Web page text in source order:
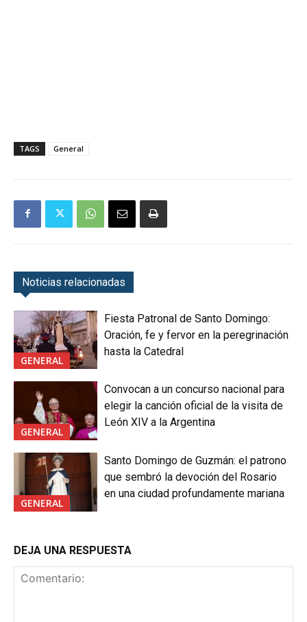
TAGS General
Noticias relacionadas
GENERAL
Fiesta Patronal de Santo Domingo:
Oración, fe y fervor en la peregrinación
hasta la Catedral
GENERAL
Convocan a un concurso nacional para
elegir la canción oficial de la visita de
León XIV a la Argentina
GENERAL
Santo Domingo de Guzmán: el patrono
que sembró la devoción del Rosario
en una ciudad profundamente mariana
DEJA UNA RESPUESTA